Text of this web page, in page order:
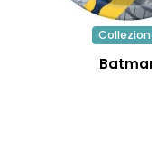
Collezione
Batman